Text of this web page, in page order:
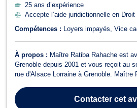
25 ans d’expérience
Accepte l’aide juridictionnelle en
Compétences : Loyers impayés Vice
À propos : Maître Ratiba Rahache est
Grenoble depuis 2001 et vous reçoit au
rue d'Alsace Lorraine à Grenoble. Maître
tous ses champs de compétence,
problématiques telles que les divo...
Contactercet